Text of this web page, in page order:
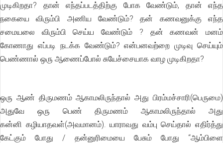
முடிகிறதா? தான் எந்தப்படத்திற்கு போக வேண்டும், தான் எந்த
நகையை விரும்பி அணிய வேண்டும்? தன் கணவனுக்கு எந்த
சமையலை விரும்பி செய்ய வேண்டும் ? தன் கணவன் மனம்
கோணாது எப்படி நடக்க வேண்டும்? என்பனவற்றை முடிவு செய்யும்
பெண்ணால் ஒரு ஆணைப்போல் சுயேச்சையாக வாழ முடிகிறதா?
ஒரு ஆண் திருமணம் ஆகாமலிருந்தால் அது பிரம்மச்சாரி(பெருமை)
அதுவே ஒரு பெண் திருமணம் ஆகாமலிருந்தால் அது
கன்னி கழியாதவள்(அவமானம்). யாராவது வம்பு செய்தால் எதிர்த்து
கேட்கும் போது / தன்னுரிமையை பேசும் போது “ஆம்பிளை